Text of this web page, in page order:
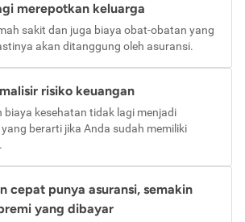
merepotkan keluarga
sakit dan juga biaya obat-obatan yang
akan ditanggung oleh asuransi.
risiko keuangan
biaya kesehatan tidak lagi menjadi
berarti jika Anda sudah memiliki
cepat punya asuransi, semakin
yang dibayar